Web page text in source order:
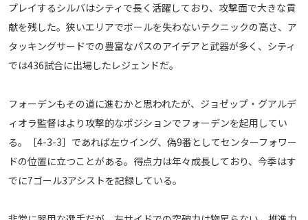
プレイするシルバはシティで長く活躍しており、攻撃面で大きな貢
献を残した。狭いエリアでボールを失わないテクニックの高さ、ア
タッキングサードでの豊富なパスのアイデアと武器が多く、シティ
では436試合に出場したレジェンドだ。
フォーデンもその道に進むかと思われたが、ジョゼップ・グアルデ
ィオラ監督はより攻撃的なポジションでフォーデンを起用してい
る。［4-3-3］であれば左ウイング、偽9番としてセンターフォワー
ドの位置に立つことがある。得点力は年々成長しており、今季はす
でに7ゴール3アシストを記録している。